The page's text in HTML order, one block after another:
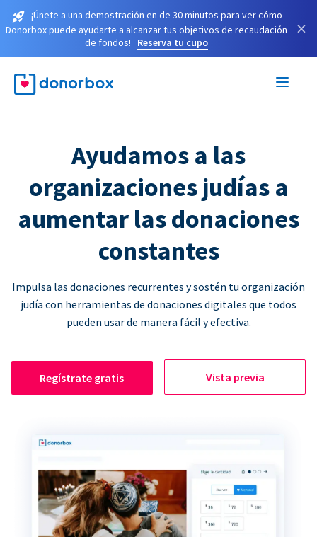
¡Únete a una demostración en de 30 minutos para ver cómo
Donorbox puede ayudarte a alcanzar tus objetivos de recaudación
de fondos!
Reserva tu cupo
×
Ayudamos a las
organizaciones judías a
aumentar las donaciones
constantes
Impulsa las donaciones recurrentes y sostén tu organización
judía con herramientas de donaciones digitales que todos
pueden usar de manera fácil y efectiva.
Regístrate gratis Vista previa